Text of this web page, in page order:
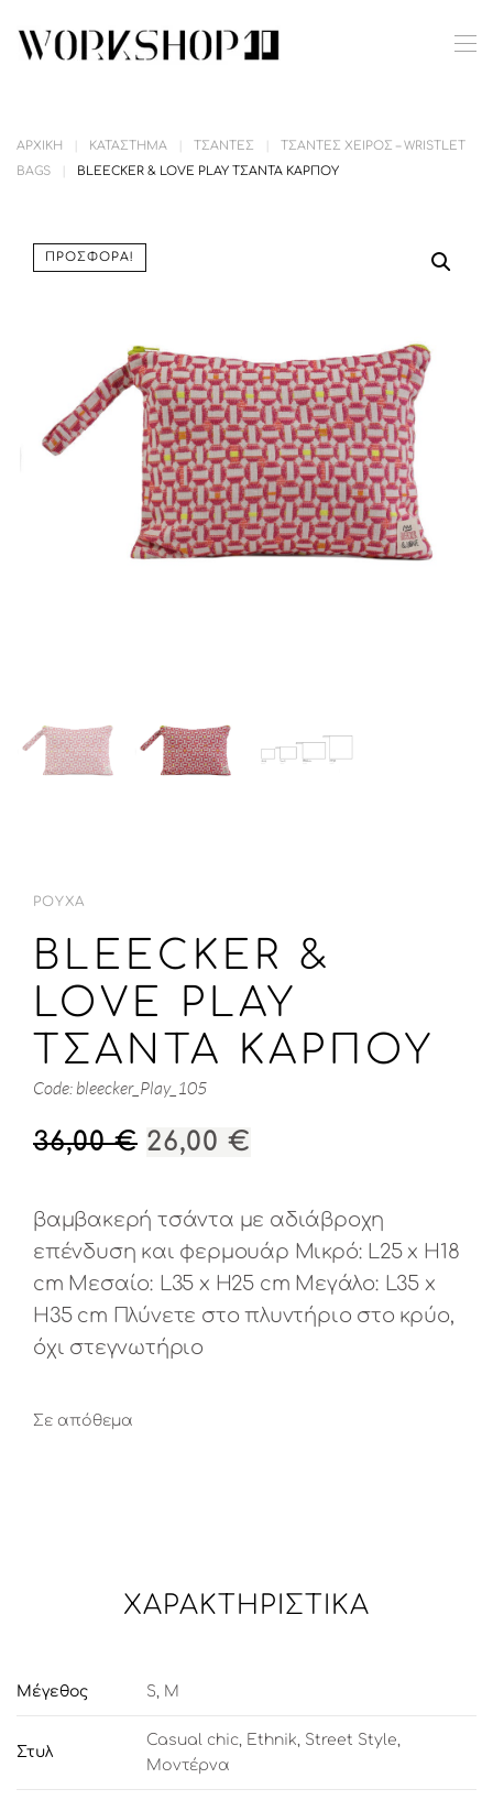
Skip to main content
ΑΡΧΙΚΉ ΚΑΤΆΣΤΗΜΑ ΤΣΆΝΤΕΣ
ΤΣΆΝΤΕΣ ΧΕΙΡΌΣ – WRISTLET
BAGS
BLEECKER & LOVE PLAY ΤΣΑΝΤΑ ΚΑΡΠΟΎ
ΠΡΟΣΦΟΡΆ!
ΡΟΎΧΑ
BLEECKER &
LOVE PLAY
ΤΣΑΝΤΑ ΚΑΡΠΟΎ
Code: bleecker_Play_105
36,00€ ORIGINAL
WAS:
36,00 €.
26,00 €
ΤΙΜΉ
ΕΊΝΑΙ:
26,00 €.
βαμβακερή τσάντα με αδιάβροχη
επένδυση και φερμουάρ Μικρό: L25 x H18
cm Μεσαίο: L35 x H25 cm Μεγάλο: L35 x
H35 cm Πλύνετε στο πλυντήριο στο κρύο,
όχι στεγνωτήριο
Σε απόθεμα
ΧΑΡΑΚΤΗΡΙΣΤΙΚΆ
Μέγεθος S, Μ
Στυλ
Casual chic, Ethnik, Street Style,
Μοντέρνα